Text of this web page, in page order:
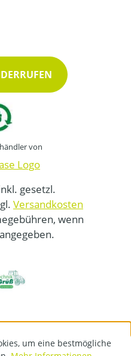
von
gesetzl.
Versandkosten
wenn
um eine bestmögliche